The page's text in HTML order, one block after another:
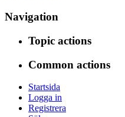
Navigation
Topic actions
Common actions
Startsida
Logga in
Registrera